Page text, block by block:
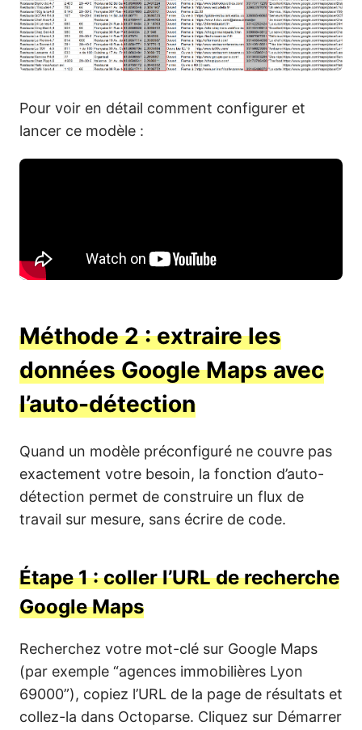
Pour voir en détail comment configurer et
lancer ce modèle :
Méthode 2 : extraire les
données Google Maps avec
l’auto-détection
Quand un modèle préconfiguré ne couvre pas
exactement votre besoin, la fonction d’auto-
détection permet de construire un flux de
travail sur mesure, sans écrire de code.
Étape 1 : coller l’URL de recherche
Google Maps
Recherchez votre mot-clé sur Google Maps
(par exemple “agences immobilières Lyon
69000”), copiez l’URL de la page de résultats et
collez-la dans Octoparse. Cliquez sur Démarrer